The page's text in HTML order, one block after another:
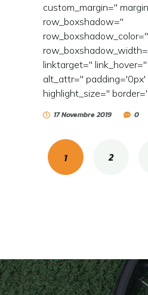
custom_margin=''
row_boxshadow=''
row_boxshadow_color=''
linktarget=''
alt_attr='' padding='0px'
highlight_size=''
17 Novembre 2019 0
1 2